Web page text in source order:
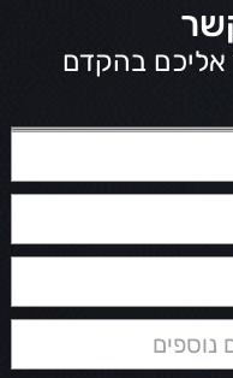
אליכם בהקדם